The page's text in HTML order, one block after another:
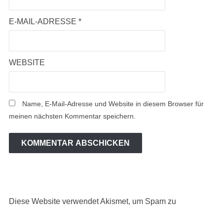
E-MAIL-ADRESSE *
WEBSITE
Name, E-Mail-Adresse und Website in diesem Browser für
meinen nächsten Kommentar speichern.
Diese Website verwendet Akismet, um Spam zu